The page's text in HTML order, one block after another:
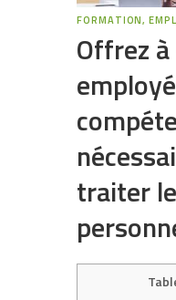
FORMATION,
Offrez
traiter